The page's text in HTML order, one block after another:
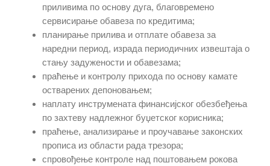
приливима по основу дуга, благовремено
сервисирање обавеза по кредитима;
планирање прилива и отплате обавеза за
наредни период, израда периодичних извештаја о
стању задужености и обавезама;
праћење и контролу прихода по основу камате
остварених депоновањем;
наплату инструмената финансијског обезбеђења
по захтеву надлежног буџетског корисника;
праћење, анализирање и проучавање законских
прописа из области рада трезора;
спровођење контроле над поштовањем рокова